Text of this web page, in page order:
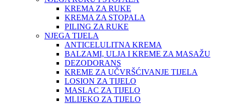
KREMA ZA RUKE
KREMA ZA STOPALA
PILING ZA RUKE
NJEGA TIJELA
ANTICELULITNA KREMA
BALZAMI, ULJA I KREME ZA MASAŽU
DEZODORANS
KREME ZA UČVRŠĆIVANJE TIJELA
LOSION ZA TIJELO
MASLAC ZA TIJELO
MLIJEKO ZA TIJELO